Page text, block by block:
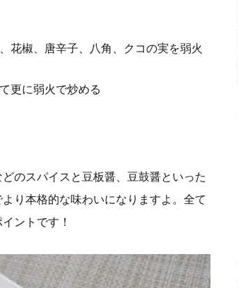
花椒、唐辛子、八角、クコの実を弱火
更に弱火で炒める
のスパイスと豆板醤、豆鼓醤といった
り本格的な味わいになりますよ。全て
ントです！